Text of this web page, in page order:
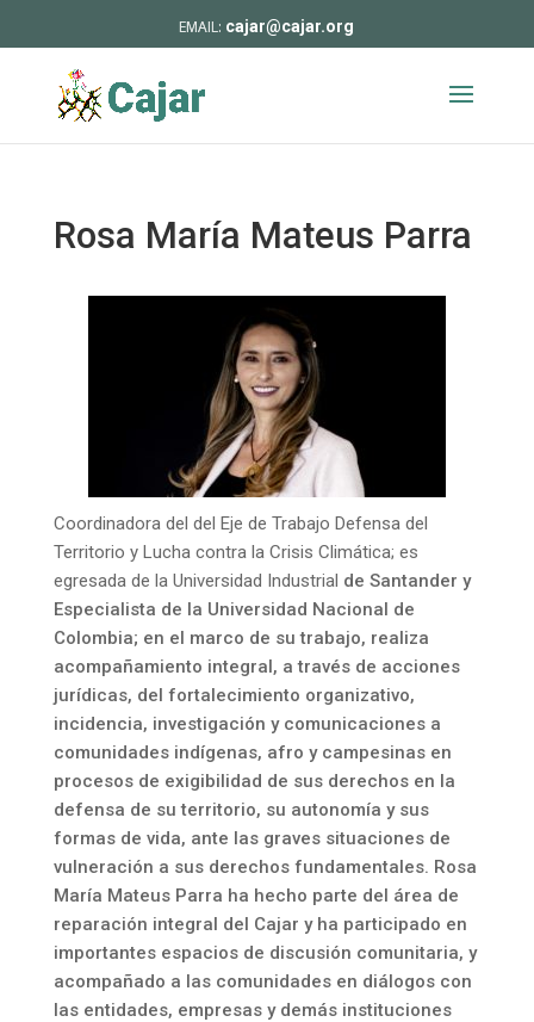
cajar@cajar.org
Rosa María Mateus Parra
Coordinadora del del Eje de Trabajo Defensa del
Territorio y Lucha contra la Crisis Climática; es
egresada de la Universidad Industrial de Santander y
Especialista de la Universidad Nacional de
Colombia; en el marco de su trabajo, realiza
acompañamiento integral, a través de acciones
jurídicas, del fortalecimiento organizativo,
incidencia, investigación y comunicaciones a
comunidades indígenas, afro y campesinas en
procesos de exigibilidad de sus derechos en la
defensa de su territorio, su autonomía y sus
formas de vida, ante las graves situaciones de
vulneración a sus derechos fundamentales. Rosa
María Mateus Parra ha hecho parte del área de
reparación integral del Cajar y ha participado en
importantes espacios de discusión comunitaria, y
acompañado a las comunidades en diálogos con
las entidades, empresas y demás instituciones